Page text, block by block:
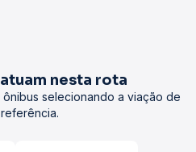
nesta rota
selecionando a viação de